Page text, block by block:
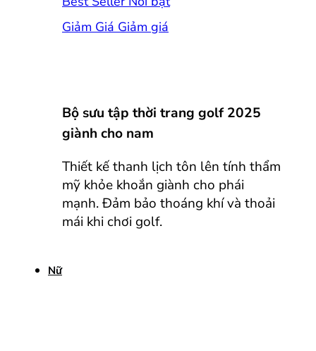
Giảm Giá
Bộ sưu tập thời trang golf 2025
giành cho nam
Thiết kế thanh lịch tôn lên tính thẩm
mỹ khỏe khoắn giành cho phái
mạnh. Đảm bảo thoáng khí và thoải
mái khi chơi golf.
Nữ